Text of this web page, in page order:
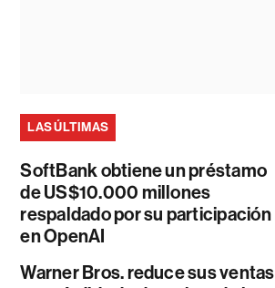
LAS ÚLTIMAS
SoftBank obtiene un préstamo
de US$10.000 millones
respaldado por su participación
en OpenAI
Warner Bros. reduce sus ventas